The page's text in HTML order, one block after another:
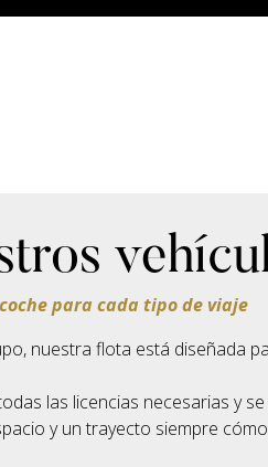
para cada tipo de viaje
nuestra flota está diseñada
las licencias necesarias y
y un trayecto siempre